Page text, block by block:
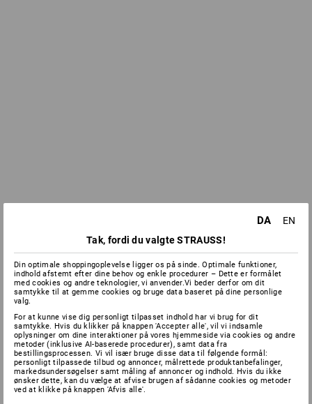
DA
EN
Tak, fordi du valgte STRAUSS!
Din optimale shoppingoplevelse ligger os på sinde. Optimale funktioner,
indhold afstemt efter dine behov og enkle procedurer – Dette er formålet
med cookies og andre teknologier, vi anvender.Vi beder derfor om dit
samtykke til at gemme cookies og bruge data baseret på dine personlige
valg.
For at kunne vise dig personligt tilpasset indhold har vi brug for dit
samtykke. Hvis du klikker på knappen 'Accepter alle', vil vi indsamle
oplysninger om dine interaktioner på vores hjemmeside via cookies og andre
metoder (inklusive AI-baserede procedurer), samt data fra
bestillingsprocessen. Vi vil især bruge disse data til følgende formål:
personligt tilpassede tilbud og annoncer, målrettede produktanbefalinger,
markedsundersøgelser samt måling af annoncer og indhold. Hvis du ikke
ønsker dette, kan du vælge at afvise brugen af sådanne cookies og metoder
ved at klikke på knappen 'Afvis alle'.